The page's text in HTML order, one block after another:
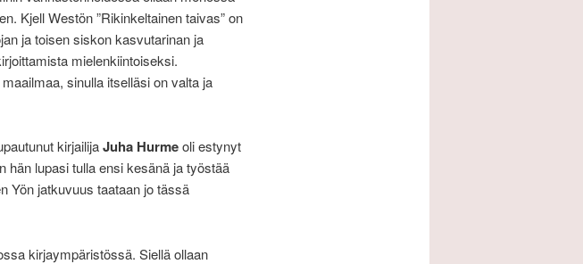
Kjell Westön ”Rikinkeltainen taivas” on
ja toisen siskon kasvutarinan ja
mielenkiintoiseksi.
sinulla itselläsi on valta ja
kirjailijaJuha Hurmeoli estynyt
hän lupasi tulla ensi kesänä ja työstää
Yön jatkuvuus taataan jo tässä
kirjaympäristössä. Siellä ollaan